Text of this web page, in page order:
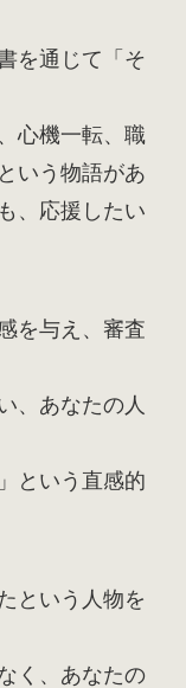
を通じて「そ
心機一転、職
いう物語があ
、応援したい
を与え、審査
、あなたの人
という直感的
という人物を
く、あなたの